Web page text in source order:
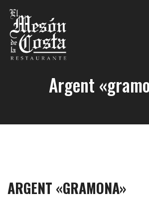
Argent
ARGENT «GRAMONA»